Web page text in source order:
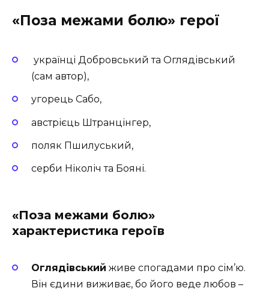
«Поза межами болю» герої
українці Добровський та Оглядівський
(сам автор),
угорець Сабо,
австрієць Штранцінгер,
поляк Пшилуський,
серби Ніколіч та Бояні.
«Поза межами болю»
характеристика героїв
Оглядівський живе спогадами про сім’ю.
Він єдини виживає, бо його веде любов –